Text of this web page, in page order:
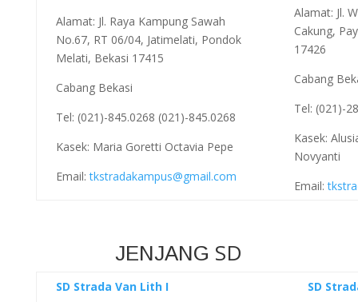
Alamat: Jl. Raya Kampung Sawah
No.67, RT 06/04, Jatimelati, Pondok
Melati, Bekasi 17415
Cabang Bekasi
Tel: (021)-845.0268 (021)-845.0268
Kasek: Maria Goretti Octavia Pepe
Email:tkstradakampus@gmail.com
Alamat: Jl.
Cakung,
17426
Cabang
Tel: (021)-
Kasek:
Novyanti
Email:
JENJANG SD
SD Strada Van Lith I
SD